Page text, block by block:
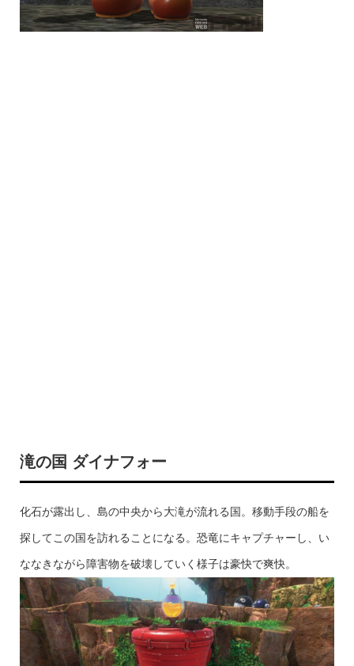
滝の国 ダイナフォー
化石が露出し、島の中央から大滝が流れる国。移動手段の船を
探してこの国を訪れることになる。恐竜にキャプチャーし、い
ななきながら障害物を破壊していく様子は豪快で爽快。